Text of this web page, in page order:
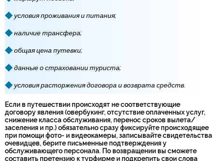
условия проживания и питания;
наличие трансфера;
общая цена путевки;
данные о страховании туриста;
условия расторжения договора и возврата средств.
Если в путешествии происходят не соответствующие
договору явления (овербукинг, отсутствие оплаченных услуг,
снижение класса обслуживания, перенос сроков вылета/
заселения и пр.) обязательно сразу фиксируйте происходящее
при помощи фото- и видеокамеры, записывайте свидетельства
очевидцев, берите письменные подтверждения у
обслуживающего персонала. По возвращении вы сможете
составить претензию к турфирме и подкрепить свои слова